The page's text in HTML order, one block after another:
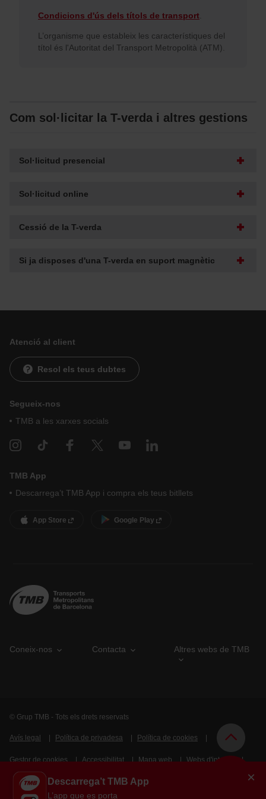
Condicions d'ús dels títols de transport
L’organisme que estableix les característiques del
títol és l'Autoritat del Transport Metropolità (ATM).
Com sol·licitar la T-verda i altres gestions
Sol·licitud presencial
Sol·licitud online
Cessió de la T-verda
Si ja disposes d'una T-verda en suport magnètic
Atenció al client
Resol els teus dubtes
Segueix-nos
TMB a les xarxes socials
TMB App
Descarrega’t TMB App i compra els teus bitllets
App Store Google Play
Coneix-nos Contacta Altres webs de TMB
© Grup TMB - Tots els drets reservats
Avís legal Política de privadesa Política de cookies
Gestor de cookies Accessibilitat Mapa web Webs d'interès
Intranet Descarrega’t TMB App
L’app que es porta
×